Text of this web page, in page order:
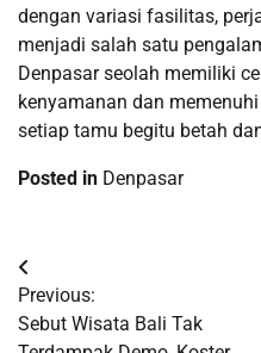
dengan variasi fasilitas,
menjadi salah satu
Denpasar seolah memiliki
kenyamanan dan
setiap tamu begitu betah
Posted in Denpasar
Post
navigation
Previous:
Sebut Wisata Bali Tak